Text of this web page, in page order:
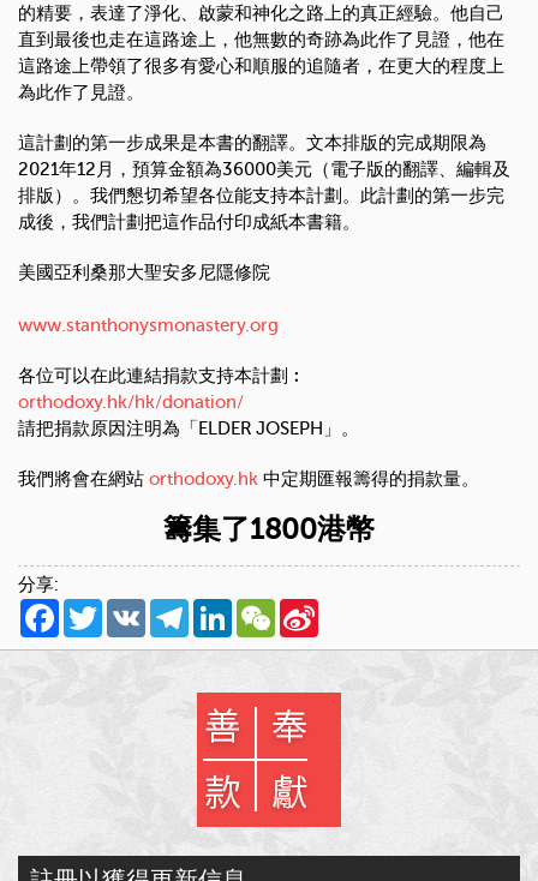
的精要，表達了淨化、啟蒙和神化之路上的真正經驗。他自己
直到最後也走在這路途上，他無數的奇跡為此作了見證，他在
這路途上帶領了很多有愛心和順服的追隨者，在更大的程度上
為此作了見證。
這計劃的第一步成果是本書的翻譯。文本排版的完成期限為
2021年12月，預算金額為36000美元（電子版的翻譯、編輯及
排版）。我們懇切希望各位能支持本計劃。此計劃的第一步完
成後，我們計劃把這作品付印成紙本書籍。
美國亞利桑那大聖安多尼隱修院
www.stanthonysmonastery.org
各位可以在此連結捐款支持本計劃︰
orthodoxy.hk/hk/donation/
請把捐款原因注明為「ELDER JOSEPH」。
我們將會在網站 orthodoxy.hk 中定期匯報籌得的捐款量。
籌集了1800港幣
分享:
Facebook
TwitterVK TelegramLinkedInWeChat